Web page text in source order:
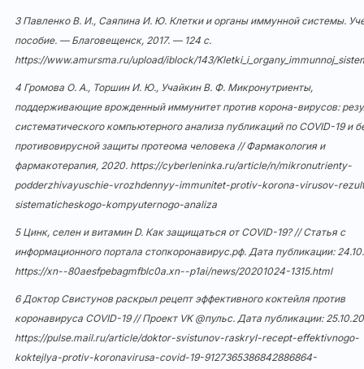
3 Павленко В. И., Саяпина И. Ю. Клетки и органы иммунной системы.
пособие. — Благовещенск, 2017. — 124 с.
https://www.amursma.ru/upload/iblock/143/
4 Громова О. А., Торшин И. Ю., Учайкин В. Ф. Микронутриенты,
поддерживающие врожденный иммунитет против корона-вирусов:
систематического компьютерного анализа публикаций по COVID-19 и
противовирусной защиты протеома человека // Фармакология и
фармакотерапия, 2020. https://cyberleninka.ru/article/n/mikronutrienty-
podderzhivayuschie-vrozhdennyy-immunitet-protiv-korona-virusov-
sistematicheskogo-kompyuternogo-analiza
5 Цинк, селен и витамин D. Как защищаться от COVID-19? // Статья с
информационного портала стопкоронавирус.рф. Дата публикации:
https://xn--80aesfpebagmfblc0a.xn--p1ai/news/20201024-1315.html
6 Доктор Свистунов раскрыл рецепт эффективного коктейля против
коронавируса COVID-19 // Проект VK @пульс. Дата публикации:
https://pulse.mail.ru/article/doktor-svistunov-raskryl-recept-effektivnogo-
koktejlya-protiv-koronavirusa-covid-19-9127365386842886864-